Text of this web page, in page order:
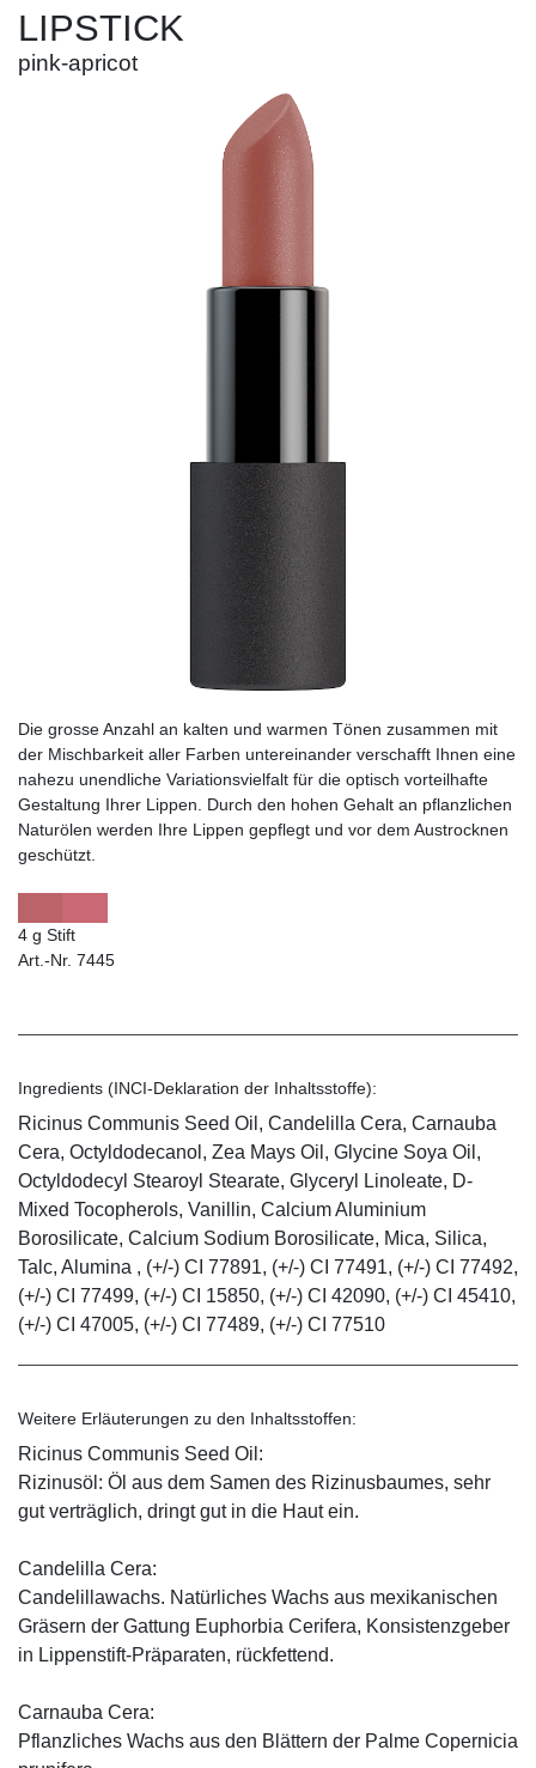
LIPSTICK
pink-apricot
Die grosse Anzahl an kalten und warmen Tönen zusammen mit
der Mischbarkeit aller Farben untereinander verschafft Ihnen eine
nahezu unendliche Variationsvielfalt für die optisch vorteilhafte
Gestaltung Ihrer Lippen. Durch den hohen Gehalt an pflanzlichen
Naturölen werden Ihre Lippen gepflegt und vor dem Austrocknen
geschützt.
4 g Stift
Art.-Nr. 7445
Ingredients (INCI-Deklaration der Inhaltsstoffe):
Ricinus Communis Seed Oil, Candelilla Cera, Carnauba
Cera, Octyldodecanol, Zea Mays Oil, Glycine Soya Oil,
Octyldodecyl Stearoyl Stearate, Glyceryl Linoleate, D-
Mixed Tocopherols, Vanillin, Calcium Aluminium
Borosilicate, Calcium Sodium Borosilicate, Mica, Silica,
Talc, Alumina , (+/-) CI 77891, (+/-) CI 77491, (+/-) CI 77492,
(+/-) CI 77499, (+/-) CI 15850, (+/-) CI 42090, (+/-) CI 45410,
(+/-) CI 47005, (+/-) CI 77489, (+/-) CI 77510
Weitere Erläuterungen zu den Inhaltsstoffen:
Ricinus Communis Seed Oil:
Rizinusöl: Öl aus dem Samen des Rizinusbaumes, sehr
gut verträglich, dringt gut in die Haut ein.
Candelilla Cera:
Candelillawachs. Natürliches Wachs aus mexikanischen
Gräsern der Gattung Euphorbia Cerifera, Konsistenzgeber
in Lippenstift-Präparaten, rückfettend.
Carnauba Cera:
Pflanzliches Wachs aus den Blättern der Palme Copernicia